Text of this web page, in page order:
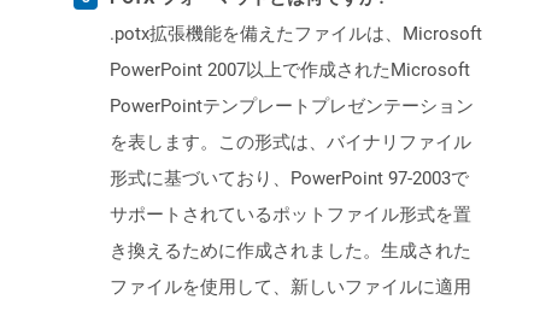
.potx拡張機能を備えたファイルは、Microsoft
PowerPoint 2007以上で作成されたMicrosoft
PowerPointテンプレートプレゼンテーション
を表します。この形式は、バイナリファイル
形式に基づいており、PowerPoint 97-2003で
サポートされているポットファイル形式を置
き換えるために作成されました。生成された
ファイルを使用して、新しいファイルに適用